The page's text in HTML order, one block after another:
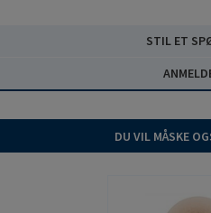
STIL ET
DU VIL MÅSKE